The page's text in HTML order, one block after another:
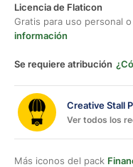
Licencia de Flaticon
Gratis para uso personal
información
Se requiere atribución
Creative Stall
Ver todos los
Más iconos del pack